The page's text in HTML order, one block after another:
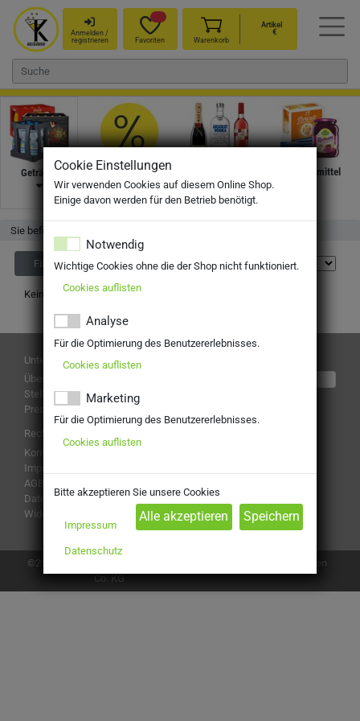
Anmelden /
registrieren
Favoriten Warenkorb
Artikel
€
Getränke Angebote
Spirituosen
Nahrungsmittel
Sie befinden sich hier:
Filter
Keine Produkte gefunden.
Zahlungsarten
Unternehmen
Über uns
Stellenangebote
Presse
Rechtliches
Kontakt
Impressum
AGB
Datenschutz
Widerruf
©2026, Getränke Kelemidis GmbH &
Co. KG
Cookies anpassen
Cookie Einstellungen
Wir verwenden Cookies auf diesem Online Shop.
Einige davon werden für den Betrieb benötigt.
Notwendig
Wichtige Cookies ohne die der Shop nicht funktioniert.
Cookies auflisten
Analyse
Für die Optimierung des Benutzererlebnisses.
Cookies auflisten
Marketing
Für die Optimierung des Benutzererlebnisses.
Cookies auflisten
Bitte akzeptieren Sie unsere Cookies
Impressum
Datenschutz